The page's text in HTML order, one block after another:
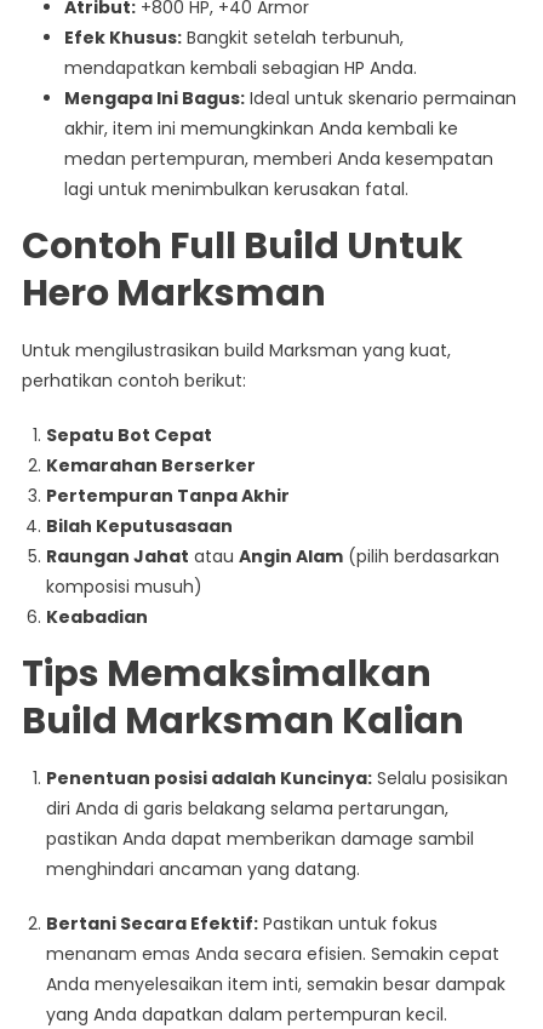
Atribut:+800 HP, +40 Armor
Efek Khusus:Bangkit setelah terbunuh,
mendapatkan kembali sebagian HP Anda.
Mengapa Ini Bagus:Ideal untuk skenario permainan
akhir, item ini memungkinkan Anda kembali ke
medan pertempuran, memberi Anda kesempatan
lagi untuk menimbulkan kerusakan fatal.
Contoh Full Build Untuk
Hero Marksman
Untuk mengilustrasikan build Marksman yang kuat,
perhatikan contoh berikut:
Sepatu Bot Cepat
Kemarahan Berserker
Pertempuran Tanpa Akhir
Bilah Keputusasaan
Raungan Jahat atau Angin Alam(pilih berdasarkan
komposisi musuh)
Keabadian
Tips Memaksimalkan
Build Marksman Kalian
Penentuan posisi adalah Kuncinya:Selalu posisikan
diri Anda di garis belakang selama pertarungan,
pastikan Anda dapat memberikan damage sambil
menghindari ancaman yang datang.
Bertani Secara Efektif:Pastikan untuk fokus
menanam emas Anda secara efisien. Semakin cepat
Anda menyelesaikan item inti, semakin besar dampak
yang Anda dapatkan dalam pertempuran kecil.